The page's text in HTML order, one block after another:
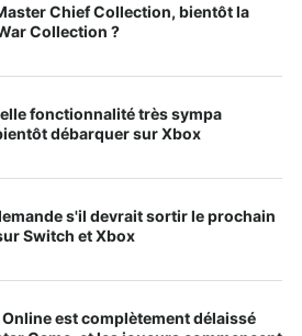
Chief Collection, bientôt la
Collection ?
fonctionnalité très sympa
débarquer sur Xbox
s'il devrait sortir le prochain
Switch et Xbox
Online est complètement délaissé